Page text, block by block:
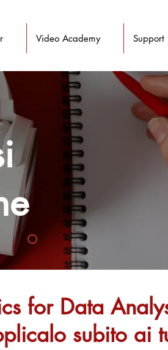
Video Academy Support
for Data
subito ai